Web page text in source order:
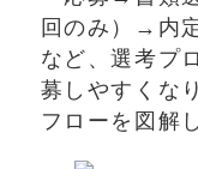
回のみ）→内
など、選考プ
募しやすくな
フローを図解